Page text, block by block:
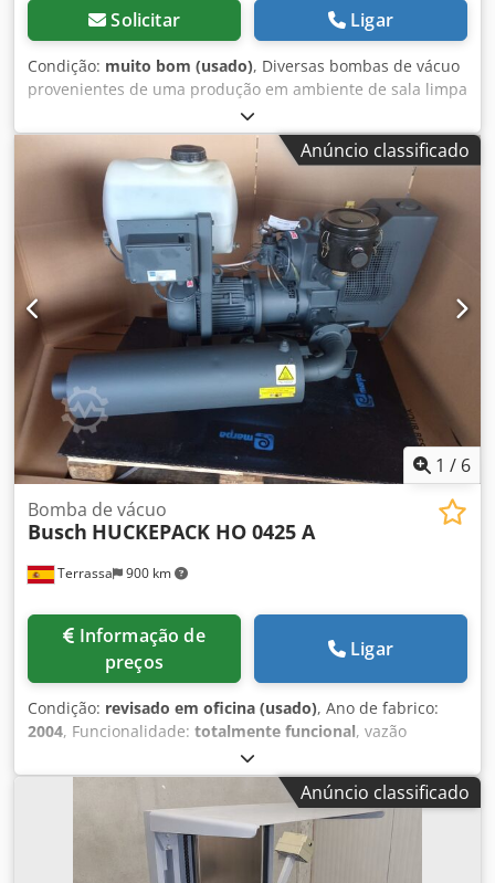
Solicitar Ligar
Condição: muito bom (usado), Diversas bombas de vácuo
provenientes de uma produção em ambiente de sala limpa
(tecnologia médica) Dcodpezrtzpjfx Abrjk Estão à venda
diversas bombas de vácuo provenientes de uma produção
em ambiente de sala limpa da área da tecnologia médica.
As bombas provêm do encerramento de uma empresa ou
de uma mudança de instalações e foram utilizadas em
condições de ambiente de sala limpa. Para mais
informações e imagens, não hesite em entrar em contato.
A inspeção pode ser agendada.
Anúncio classificado
1 / 6
Terrassa 900 km
Bomba de vácuo
Busch HUCKEPACK HO 0425 A
preços
Ligar
Condição: revisado em oficina (usado), Ano de fabrico:
2004, Funcionalidade: totalmente funcional, vazão
, Bomba de vácuo rotativa de
palhetas Busch Huckepack HO 425 de duas etapas por
gota a perda de óleo. Disponível em estoque. Bomba
completamente revisada com garantia. Vazão nominal: 100
m3/h a 50Hz. Vácuo final: 0,5 mbar abs. Para qualquer
dúvida, entre em contato conosco. Dcodpeftzilefx Abrjk
Anúncio classificado